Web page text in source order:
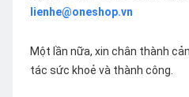
lienhe@oneshop.vn
Một lần nữa, xin chân thành
tác sức khoẻ và thành công.